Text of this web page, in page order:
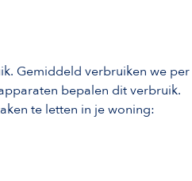
Gemiddeld verbruiken we per
bepalen dit verbruik.
te letten in je woning: